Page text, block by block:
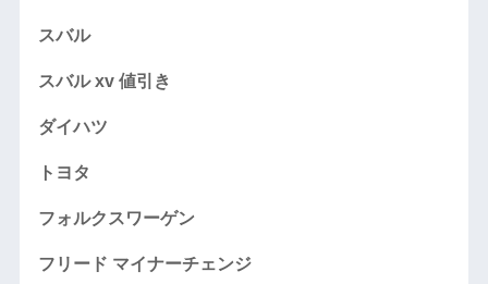
スバル
スバル xv 値引き
ダイハツ
トヨタ
フォルクスワーゲン
フリード マイナーチェンジ